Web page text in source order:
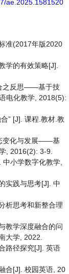
ae.2025.1581520
准(2017年版2020
学的有效策略[J].
之反思——基于技
电化教学, 2018(5):
” [J]. 课程.教材.教
变化与发展——基
, 2016(2): 3-9.
小学数字化教学,
实践与思考[J]. 中
析思考和新整合理
教学深度融合的问
大学, 2022.
路径探究[J]. 英语
合[J]. 校园英语, 20